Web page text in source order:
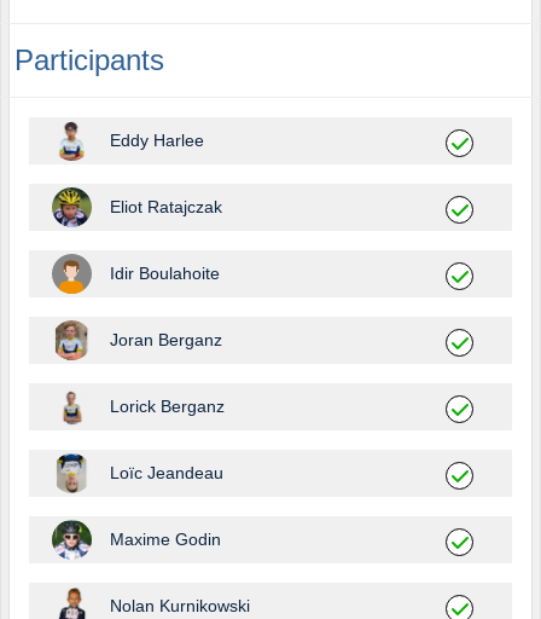
Participants
Eddy Harlee
Eliot Ratajczak
Idir Boulahoite
Joran Berganz
Lorick Berganz
Loïc Jeandeau
Maxime Godin
Nolan Kurnikowski